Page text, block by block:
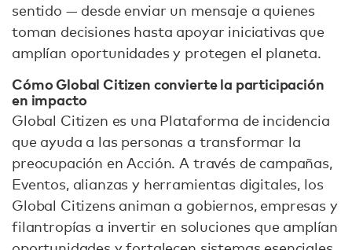
sentido — desde enviar un mensaje a quienes
toman decisiones hasta apoyar iniciativas que
amplían oportunidades y protegen el planeta.
Cómo Global Citizen convierte la participación
en impacto
Global Citizen es una Plataforma de incidencia
que ayuda a las personas a transformar la
preocupación en Acción. A través de campañas,
Eventos, alianzas y herramientas digitales, los
Global Citizens animan a gobiernos, empresas y
filantropías a invertir en soluciones que amplían